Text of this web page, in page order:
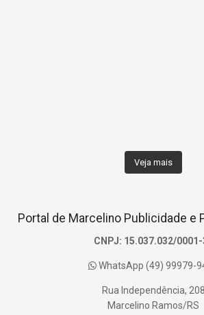
Veja mais
Portal de Marcelino Publicidade e
CNPJ: 15.037.032/
WhatsApp (49) 99979-
Rua Independência, 208
Marcelino Ramos/RS